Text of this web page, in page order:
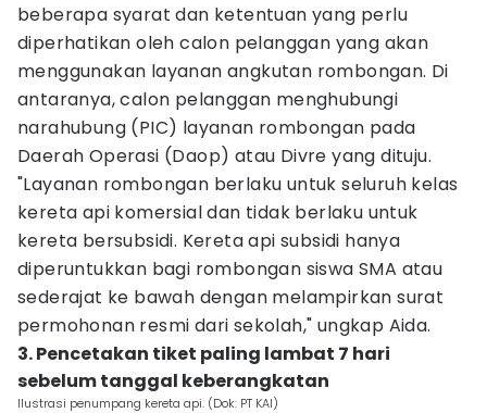
beberapa syarat dan ketentuan yang perlu
diperhatikan oleh calon pelanggan yang akan
menggunakan layanan angkutan rombongan. Di
antaranya, calon pelanggan menghubungi
narahubung (PIC) layanan rombongan pada
Daerah Operasi (Daop) atau Divre yang dituju.
"Layanan rombongan berlaku untuk seluruh kelas
kereta api komersial dan tidak berlaku untuk
kereta bersubsidi. Kereta api subsidi hanya
diperuntukkan bagi rombongan siswa SMA atau
sederajat ke bawah dengan melampirkan surat
permohonan resmi dari sekolah," ungkap Aida.
3. Pencetakan tiket paling lambat 7 hari
sebelum tanggal keberangkatan
Ilustrasi penumpang kereta api. (Dok: PT KAI)